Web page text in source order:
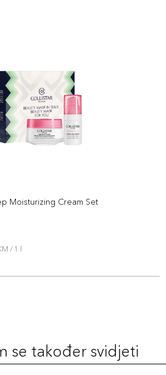
Moisturizing Cream Set
/ 1 l
se također svidjeti